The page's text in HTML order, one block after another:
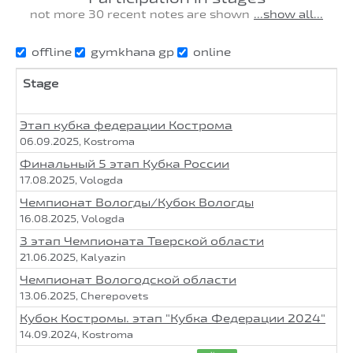
not more 30 recent notes are shown ...show all...
offline gymkhana gp online
Stage
Этап кубка федерации Кострома
06.09.2025, Kostroma
Финальный 5 этап Кубка России
17.08.2025, Vologda
Чемпионат Вологды/Кубок Вологды
16.08.2025, Vologda
3 этап Чемпионата Тверской области
21.06.2025, Kalyazin
Чемпионат Вологодской области
13.06.2025, Cherepovets
Кубок Костромы. этап "Кубка Федерации 2024"
14.09.2024, Kostroma